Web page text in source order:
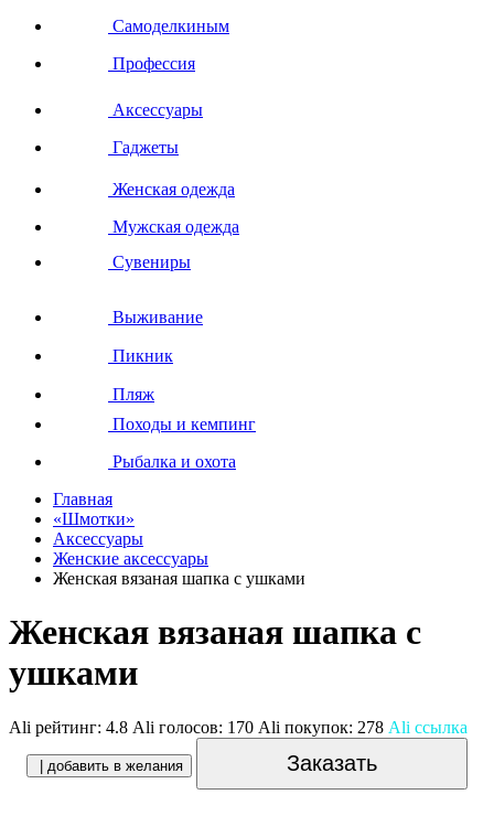
Самоделкиным
Профессия
Аксессуары
Гаджеты
Женская одежда
Мужская одежда
Сувениры
Выживание
Пикник
Пляж
Походы и кемпинг
Рыбалка и охота
Главная
«Шмотки»
Аксессуары
Женские аксессуары
Женская вязаная шапка с ушками
Женская вязаная шапка с
ушками
Ali рейтинг: 4.8 Ali голосов: 170 Ali покупок: 278 Ali ссылка
| добавить в желания Заказать